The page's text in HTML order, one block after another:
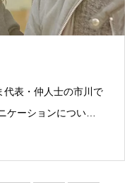
代表・仲人士の市川で
ケーションについ…